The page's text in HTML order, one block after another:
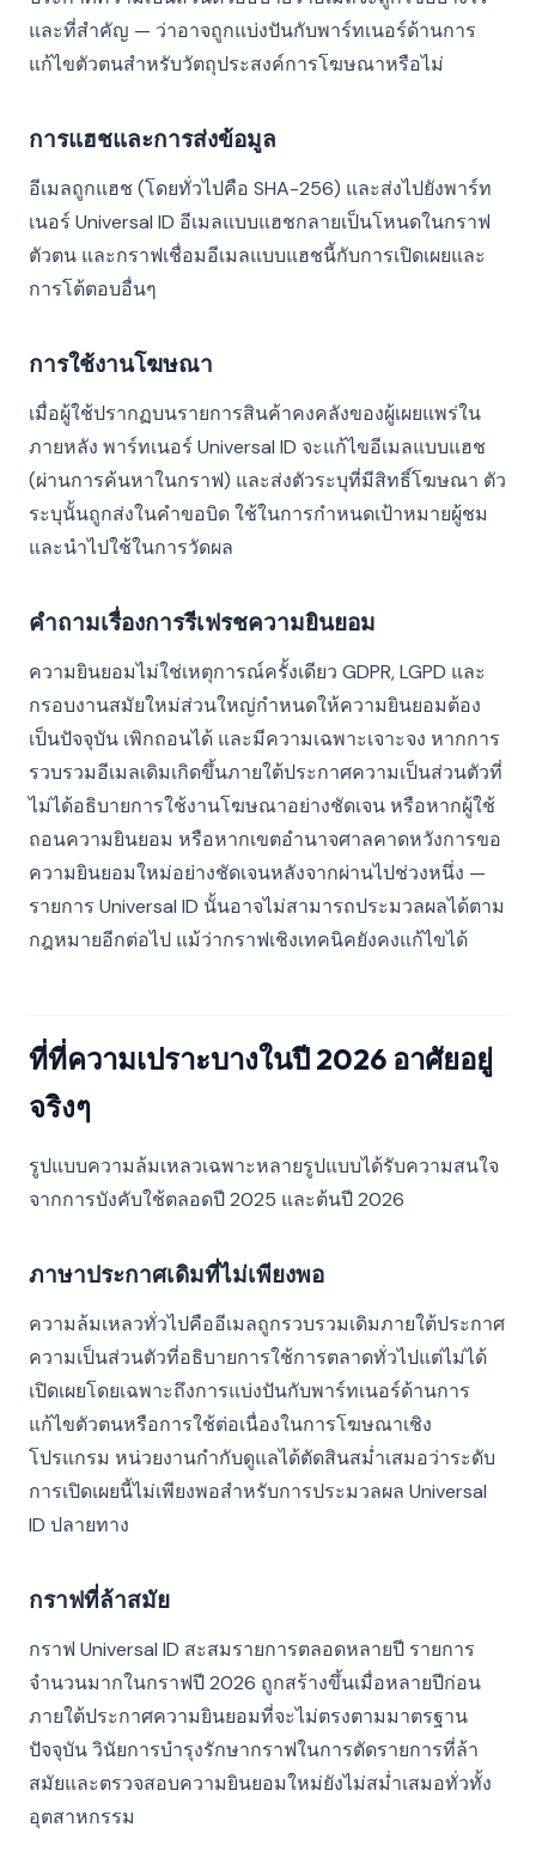
และที่สำคัญ — ว่าอาจถูกแบ่งปันกับพาร์ทเนอร์ด้านการ
แก้ไขตัวตนสำหรับวัตถุประสงค์การโฆษณาหรือไม่
การแฮชและการส่งข้อมูล
อีเมลถูกแฮช (โดยทั่วไปคือ SHA-256) และส่งไปยังพาร์ท
เนอร์ Universal ID อีเมลแบบแฮชกลายเป็นโหนดในกราฟ
ตัวตน และกราฟเชื่อมอีเมลแบบแฮชนี้กับการเปิดเผยและ
การโต้ตอบอื่นๆ
การใช้งานโฆษณา
เมื่อผู้ใช้ปรากฏบนรายการสินค้าคงคลังของผู้เผยแพร่ใน
ภายหลัง พาร์ทเนอร์ Universal ID จะแก้ไขอีเมลแบบแฮช
(ผ่านการค้นหาในกราฟ) และส่งตัวระบุที่มีสิทธิ์โฆษณา ตัว
ระบุนั้นถูกส่งในคำขอบิด ใช้ในการกำหนดเป้าหมายผู้ชม
และนำไปใช้ในการวัดผล
คำถามเรื่องการรีเฟรชความยินยอม
ความยินยอมไม่ใช่เหตุการณ์ครั้งเดียว GDPR, LGPD และ
กรอบงานสมัยใหม่ส่วนใหญ่กำหนดให้ความยินยอมต้อง
เป็นปัจจุบัน เพิกถอนได้ และมีความเฉพาะเจาะจง หากการ
รวบรวมอีเมลเดิมเกิดขึ้นภายใต้ประกาศความเป็นส่วนตัวที่
ไม่ได้อธิบายการใช้งานโฆษณาอย่างชัดเจน หรือหากผู้ใช้
ถอนความยินยอม หรือหากเขตอำนาจศาลคาดหวังการขอ
ความยินยอมใหม่อย่างชัดเจนหลังจากผ่านไปช่วงหนึ่ง —
รายการ Universal ID นั้นอาจไม่สามารถประมวลผลได้ตาม
กฎหมายอีกต่อไป แม้ว่ากราฟเชิงเทคนิคยังคงแก้ไขได้
ที่ที่ความเปราะบางในปี 2026 อาศัยอยู่
จริงๆ
รูปแบบความล้มเหลวเฉพาะหลายรูปแบบได้รับความสนใจ
จากการบังคับใช้ตลอดปี 2025 และต้นปี 2026
ภาษาประกาศเดิมที่ไม่เพียงพอ
ความล้มเหลวทั่วไปคืออีเมลถูกรวบรวมเดิมภายใต้ประกาศ
ความเป็นส่วนตัวที่อธิบายการใช้การตลาดทั่วไปแต่ไม่ได้
เปิดเผยโดยเฉพาะถึงการแบ่งปันกับพาร์ทเนอร์ด้านการ
แก้ไขตัวตนหรือการใช้ต่อเนื่องในการโฆษณาเชิง
โปรแกรม หน่วยงานกำกับดูแลได้ตัดสินสม่ำเสมอว่าระดับ
การเปิดเผยนี้ไม่เพียงพอสำหรับการประมวลผล Universal
ID ปลายทาง
กราฟที่ล้าสมัย
กราฟ Universal ID สะสมรายการตลอดหลายปี รายการ
จำนวนมากในกราฟปี 2026 ถูกสร้างขึ้นเมื่อหลายปีก่อน
ภายใต้ประกาศความยินยอมที่จะไม่ตรงตามมาตรฐาน
ปัจจุบัน วินัยการบำรุงรักษากราฟในการตัดรายการที่ล้า
สมัยและตรวจสอบความยินยอมใหม่ยังไม่สม่ำเสมอทั่วทั้ง
อุตสาหกรรม